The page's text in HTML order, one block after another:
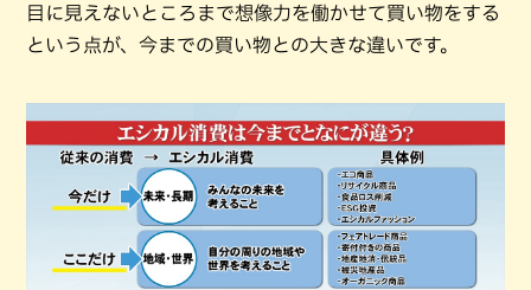
目に見えないところまで想像力を働かせて買い物をする
という点が、今までの買い物との大きな違いです。